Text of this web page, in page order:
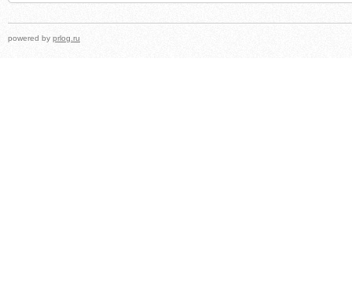
powered by prlog.ru